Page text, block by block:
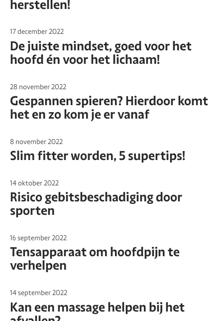
herstellen!
17 december 2022
De juiste mindset, goed voor het
hoofd én voor het lichaam!
28 november 2022
Gespannen spieren? Hierdoor komt
het en zo kom je er vanaf
8 november 2022
Slim fitter worden, 5 supertips!
14 oktober 2022
Risico gebitsbeschadiging door
sporten
16 september 2022
Tensapparaat om hoofdpijn te
verhelpen
14 september 2022
Kan een massage helpen bij het